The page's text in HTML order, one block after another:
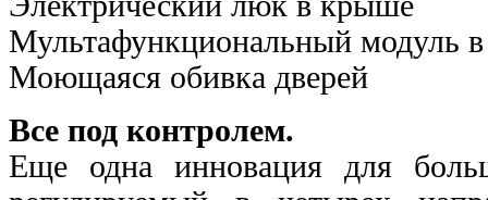
Мультафункциональный модуль в
Моющаяся обивка дверей
Все под контролем.
Еще одна инновация для